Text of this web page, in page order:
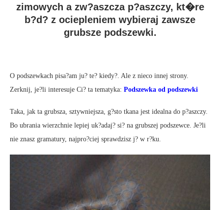
zimowych a zw?aszcza p?aszczy, kt�re
b?d? z ociepleniem wybieraj zawsze
grubsze podszewki.
O podszewkach pisa?am ju? te? kiedy?. Ale z nieco innej strony.
Zerknij, je?li interesuje Ci? ta tematyka: Podszewka od podszewki
Taka, jak ta grubsza, sztywniejsza, g?sto tkana jest idealna do p?aszczy.
Bo ubrania wierzchnie lepiej uk?adaj? si? na grubszej podszewce. Je?li
nie znasz gramatury, najpro?ciej sprawdzisz j? w r?ku.